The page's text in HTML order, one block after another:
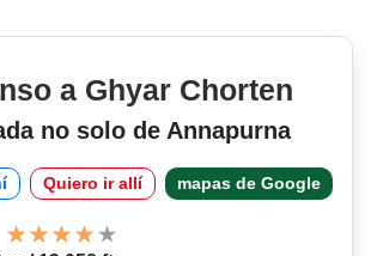
a Ghyar Chorten
no solo de Annapurna
Quiero ir allí mapas de Google